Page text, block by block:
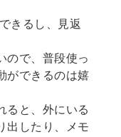
きるし、見返
ので、普段使っ
ができるのは嬉
ると、外にいる
出したり、メモ